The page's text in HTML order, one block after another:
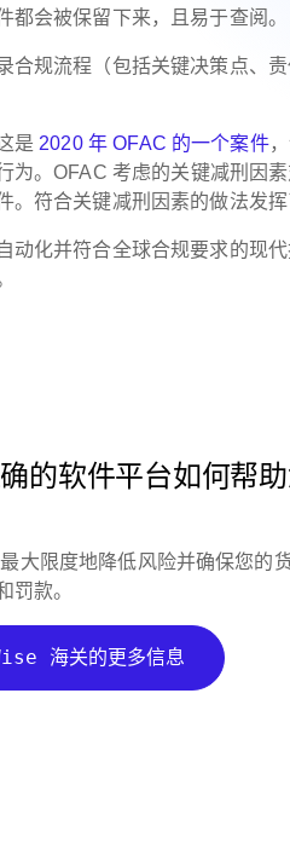
都会被保留下来，且易于查阅。
合规流程（包括关键决策点、
是 2020 年 OFAC 的一个案件
为。OFAC 考虑的关键减刑因
。符合关键减刑因素的做法发
动化并符合全球合规要求的现
的软件平台如何帮
大限度地降低风险并确保您的
罚款。
海关的更多信息